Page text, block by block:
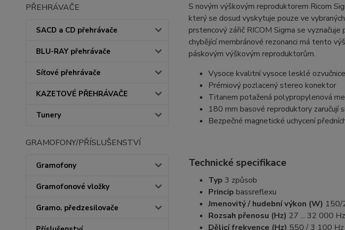
PŘEHRÁVAČE
SACD a CD přehrávače
BLU-RAY přehrávače
Síťové přehrávače
KAZETOVÉ PŘEHRÁVAČE
Tunery
GRAMOFONY/PŘÍSLUŠENSTVÍ
Gramofony
Gramofonové vložky
Gramo. předzesilovače
S novým výškovým reproduktorem Ricom
který se dosud vyskytuje pouze ve
prstencový zářič RICOM Sigma se
chybějící membránové rezonanci má tento
páskovým výškovým reproduktorům.
Vysoce kvalitní vysoce lesklé
Prémiový pozlacený stereo konektor
Titanem potažená polypropylenová
180 mm basové reproduktory zaručují
Bezpečné magnetické uchycení
Technické specifikace
Typ 3 způsob
Princip bassreflexu
Jmenovitý / hudební výkon (W) 150/
Rozsah přenosu (Hz) 27 ... 32 000 Hz
Dělicí frekvence (Hz) 550 / 3 100 Hz